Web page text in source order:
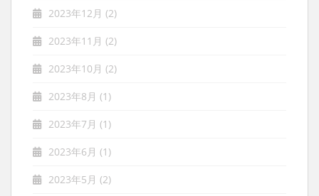
2023年12月 (2)
2023年11月 (2)
2023年10月 (2)
2023年8月 (1)
2023年7月 (1)
2023年6月 (1)
2023年5月 (2)